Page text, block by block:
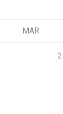
MAR
2